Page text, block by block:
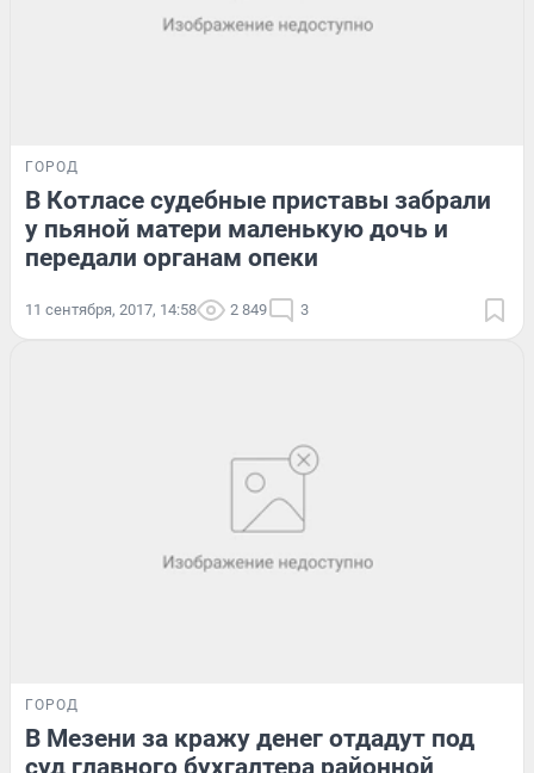
ГОРОД
В Котласе судебные приставы забрали
у пьяной матери маленькую дочь и
передали органам опеки
11 сентября, 2017, 14:58 2 849 3
ГОРОД
В Мезени за кражу денег отдадут под
суд главного бухгалтера районной